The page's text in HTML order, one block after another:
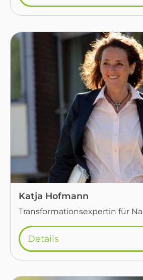
Katja Hofmann
Transformationsexpertin für
Details